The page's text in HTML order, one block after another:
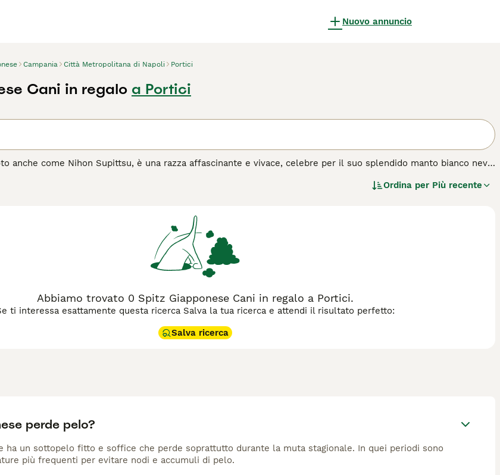
Nuovo annuncio
Campania Città Metropolitana di Napoli Portici
Cani in regalo a Portici
anche come Nihon Supittsu, è una razza affascinante e vivace, celebre per il suo splendido manto bianco neve,
gioiosa e amichevole. Lo Spitz Giapponese è noto per la sua intelligenza, facilità di addestramento e grande
riceva sufficiente esercizio fisico e attenzioni. È un cane socievole che si relaziona bene anche con altri
una regolare toelettatura per mantenere il manto in salute.
è il cane giusto per te, leggi la guida all'acquisto per questa razza.
Ordina per Più recente
Abbiamo trovato 0 Spitz Giapponese Cani in regalo a Portici.
ti interessa esattamente questa ricerca Salva la tua ricerca e attendi il risultato perfetto:
Salva ricerca
perde pelo?
ha un sottopelo fitto e soffice che perde soprattutto durante la muta stagionale. In quei periodi sono
più frequenti per evitare nodi e accumuli di pelo.